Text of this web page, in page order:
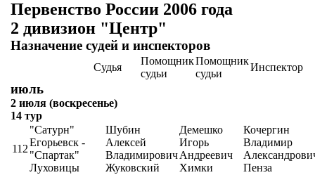
Первенство России 2006 года
2 дивизион "Центр"
Назначение судей и инспекторов
Судья
Помощник
судьи
Помощник
судьи
Инспектор
июль
2 июля (воскресенье)
14 тур
112
"Сатурн"
Егорьевск -
"Спартак"
Луховицы
Шубин
Алексей
Владимирович
Жуковский
Демешко
Игорь
Андреевич
Химки
Кочергин
Владимир
Пенза